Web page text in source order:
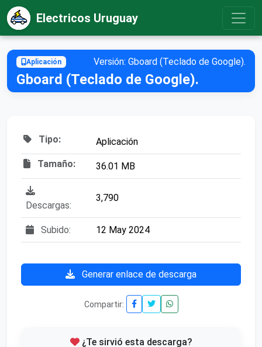
Electricos Uruguay
Aplicación Versión: Gboard (Teclado de Google).
Gboard (Teclado de Google).
Tipo:
Aplicación
Tamaño:
36.01 MB
Descargas:
3,790
Subido: 12 May 2024
Generar enlace de descarga
Compartir:
¿Te sirvió esta descarga?